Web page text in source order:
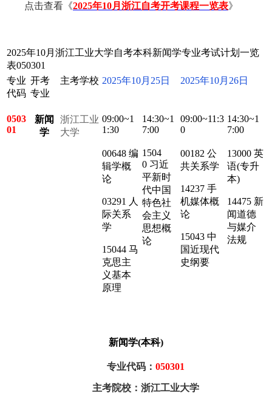
点击查看《2025年10月浙江自考开考课程一览表》
2025年10月浙江工业大学自考本科新闻学专业考试计划一览
表050301
专业
代码
开考
专业
主考学校 2025年10月25日 2025年10月26日
0503
01
新闻
学
浙江工业
大学
09:00~1
1:30
14:30~1
7:00
09:00~11:3
0
14:30~1
7:00
00648 编
辑学概
论
03291 人
际关系
学
15044 马
克思主
义基本
原理
1504
0 习近
平新时
代中国
特色社
会主义
思想概
论
00182 公
共关系学
14237 手
机媒体概
论
15043 中
国近现代
史纲要
13000 英
语(专升
本)
14475 新
闻道德
与媒介
法规
新闻学(本科)
专业代码： 050301
主考院校：浙江工业大学